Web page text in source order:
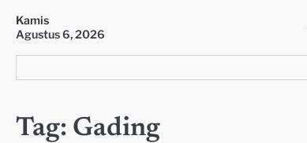
content
Kamis
Agustus 6, 2026
Tag: Gading